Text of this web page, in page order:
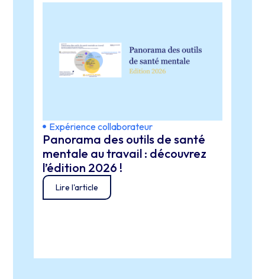
Expérience collaborateur
Panorama des outils de santé
mentale au travail : découvrez
l’édition 2026 !
Lire l'article